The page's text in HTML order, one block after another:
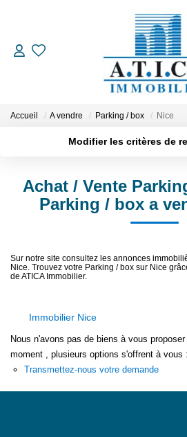
ACCUEIL
VENTES
Accueil A vendre Parking / box Nice
Modifier les critères de
Appartement
Type de bien
Créer une alerte
Achat / Vente
Parking / box a
Sur notre site consultez les annonces
Nice. Trouvez votre Parking / box sur Nice
de ATICA Immobilier.
Immobilier Nice
Nous n'avons pas de biens à vous
moment , plusieurs options s'offrent à vous :
Transmettez-nous votre demande